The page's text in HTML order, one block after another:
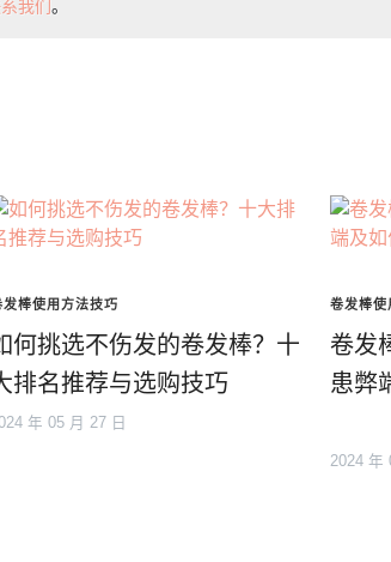
我们。
发棒使用方法技巧
何挑选不伤发的卷发棒？十
排名推荐与选购技巧
年 05 月 27 日
卷发棒使
卷发
患弊
2024 年